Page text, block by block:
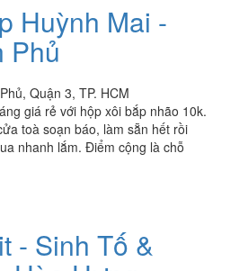
Huỳnh Mai -
Phủ
Quận 3, TP. HCM
giá rẻ với hộp xôi bắp nhão 10k.
toà soạn báo, làm sẵn hết rồi
nhanh lắm. Điểm cộng là chỗ
- Sinh Tố &